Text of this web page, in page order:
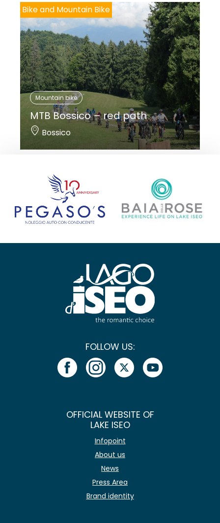
Bike and Mountain Bike
Mountain bike
MTB Bossico – red path
Bossico
FOLLOW US:
OFFICIAL WEBSITE OF
LAKE ISEO
Infopoint
About us
News
Press Area
Brand identity